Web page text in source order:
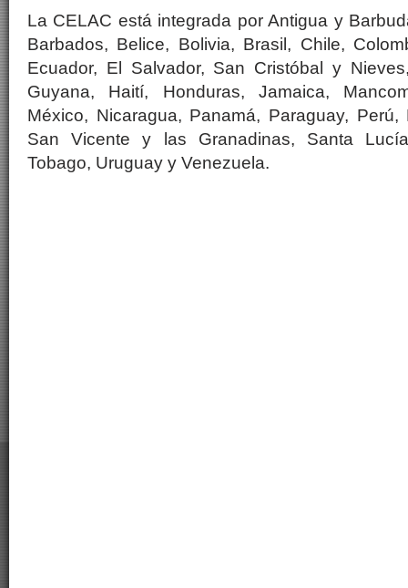
La CELAC está integrada por Antigua y
Barbados, Belice, Bolivia, Brasil, Chile,
Ecuador, El Salvador, San Cristóbal y
Guyana, Haití, Honduras,Jamaica,
México, Nicaragua, Panamá, Paraguay, Perú,
San Vicente y las Granadinas, Santa
Tobago, Uruguay y Venezuela.